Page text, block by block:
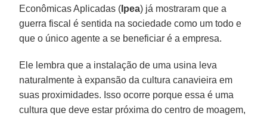
Econômicas Aplicadas ( Ipea) já mostraram que a
guerra fiscal é sentida na sociedade como um todo e
que o único agente a se beneficiar é a empresa.
Ele lembra que a instalação de uma usina leva
naturalmente à expansão da cultura canavieira em
suas proximidades. Isso ocorre porque essa é uma
cultura que deve estar próxima do centro de moagem,